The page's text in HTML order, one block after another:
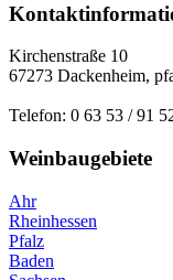
Kirchenstraße 10
67273 Dackenheim,
Telefon: 0 63 53 / 91
Weinbaugebiete
Ahr
Rheinhessen
Pfalz
Baden